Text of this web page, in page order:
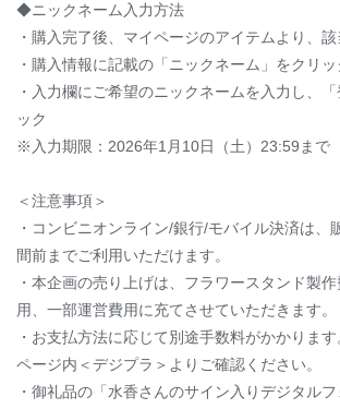
◆ニックネーム入力方法
・購入完了後、マイページのアイテムより、
・購入情報に記載の「ニックネーム」をクリッ
・入力欄にご希望のニックネームを入力し、
ック
※入力期限：2026年1月10日（土）23:59まで
＜注意事項＞
・コンビニオンライン/銀行/モバイル決済は、
間前までご利用いただけます。
・本企画の売り上げは、フラワースタンド製
用、一部運営費用に充てさせていただきます。
・お支払方法に応じて別途手数料がかかりま
ページ内＜デジプラ＞よりご確認ください。
・御礼品の「水香さんのサイン入りデジタル